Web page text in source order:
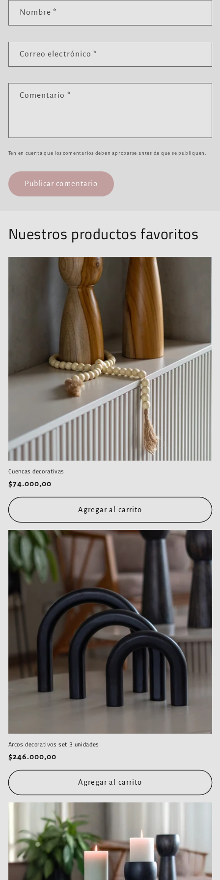
Nombre*
Correo electrónico*
Comentario *
Ten en cuenta que los comentarios deben aprobarse antes de que se publiquen.
Nuestros productos favoritos
Cuencas decorativas
Precio
habitual
$74.000,00
Agregar al carrito
Arcos decorativos set 3 unidades
Precio
habitual
$246.000,00
Agregar al carrito